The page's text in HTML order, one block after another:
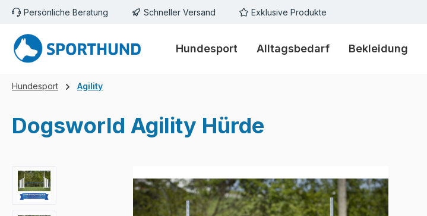
Hauptinhalt springen
Zur Suche springen
Zur Hauptnavigation springen
Persönliche Beratung Schneller Versand Exklusive Produkte
Hundesport Alltagsbedarf Bekleidung
Hundesport Agility
Dogsworld Agility Hürde
Bildergalerie überspringen